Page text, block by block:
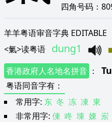
四角号码：
羊羊粤语审音字典 EDITABLE
<氭>读粤语 dung1
香港政府人名地名拼音 ：
粤语同音字有 ：
常用字: 东 冬 冻 凍 東
非常用字: 倲 咚 埬 娻 岽